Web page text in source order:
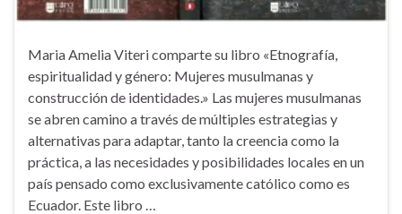
Maria Amelia Viteri comparte su libro «Etnografía,
espiritualidad y género: Mujeres musulmanas y
construcción de identidades.» Las mujeres musulmanas
se abren camino a través de múltiples estrategias y
alternativas para adaptar, tanto la creencia como la
práctica, a las necesidades y posibilidades locales en un
país pensado como exclusivamente católico como es
Ecuador. Este libro …